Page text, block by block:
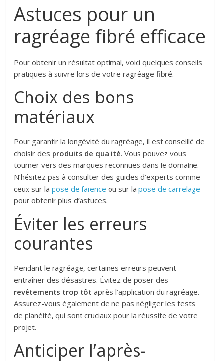
Astuces pour un
ragréage fibré efficace
Pour obtenir un résultat optimal, voici quelques conseils
pratiques à suivre lors de votre ragréage fibré.
Choix des bons
matériaux
Pour garantir la longévité du ragréage, il est conseillé de
choisir des produits de qualité. Vous pouvez vous
tourner vers des marques reconnues dans le domaine.
N’hésitez pas à consulter des guides d’experts comme
ceux sur lapose de faïence ou sur lapose de carrelage
pour obtenir plus d’astuces.
Éviter les erreurs
courantes
Pendant le ragréage, certaines erreurs peuvent
entraîner des désastres. Évitez de poser des
revêtements trop tôt après l’application du ragréage.
Assurez-vous également de ne pas négliger les tests
de planéité, qui sont cruciaux pour la réussite de votre
projet.
Anticiper l’après-